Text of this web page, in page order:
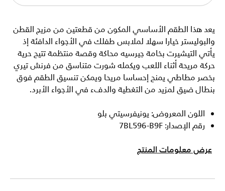
يعد هذا الطقم الأساسي المكون من قطعتين من مزيج القطن
والبوليستر خيارا سهلا لملابس طفلك في الأجواء الدافئة إذ
يأتي التيشيرت بخامة جيرسيه محاكة وقصة منتظمة تتيح حرية
حركة مريحة أثناء اللعب ويكمله شورت متناسق من فرنش تيري
بخصر مطاطي يمنح إحساسا مريحا ويمكن تنسيق الطقم فوق
بنطال ضيق لمزيد من التغطية والدفء في الأجواء الأبرد.
اللون المعروض: يونيفرسيتي بلو
رقم الإصدار: 7BL596-B9F
عرض معلومات المنتج